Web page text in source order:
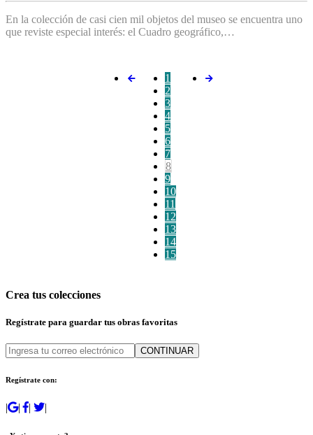
En la colección de casi cien mil objetos del museo se encuentra uno
que reviste especial interés: el Cuadro geográfico,…
1
2
3
4
5
6
7
8
9
10
11
12
13
14
15
Crea tus colecciones
Regístrate para guardar tus obras favoritas
CONTINUAR
Regístrate con:
| | | |